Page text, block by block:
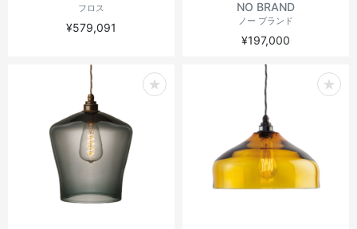
フロス
¥579,091
NO BRAND
ノー ブランド
¥197,000